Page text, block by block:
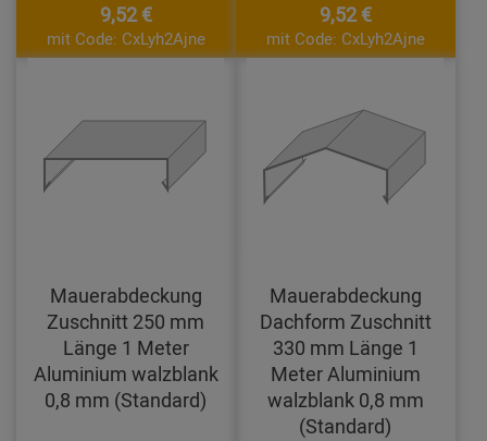
9,52 €
mit Code: CxLyh2Ajne
9,52 €
mit Code: CxLyh2Ajne
Mauerabdeckung
Zuschnitt 250 mm
Länge 1 Meter
Aluminium walzblank
0,8 mm (Standard)
Mauerabdeckung
Dachform Zuschnitt
330 mm Länge 1
Meter Aluminium
walzblank 0,8 mm
(Standard)